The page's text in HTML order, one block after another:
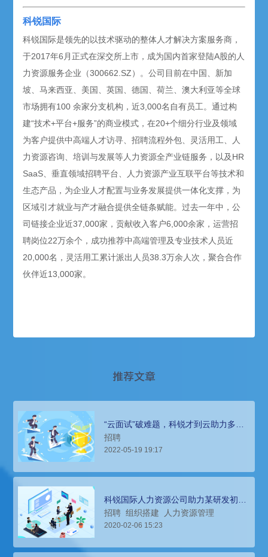
科锐国际
科锐国际是领先的以技术驱动的整体人才解决方案服务商，
于2017年6月正式在深交所上市，成为国内首家登陆A股的人
力资源服务企业（300662.SZ）。公司目前在中国、新加
坡、马来西亚、美国、英国、德国、荷兰、澳大利亚等全球
市场拥有100 余家分支机构，近3,000名自有员工。通过构
建“技术+平台+服务”的商业模式，在20+个细分行业及领域
为客户提供中高端人才访寻、招聘流程外包、灵活用工、人
力资源咨询、培训与发展等人力资源全产业链服务，以及HR
SaaS、垂直领域招聘平台、人力资源产业互联平台等技术和
生态产品，为企业人才配置与业务发展提供一体化支撑，为
区域引才就业与产才融合提供全链条赋能。过去一年中，公
司链接企业近37,000家，贡献收入客户6,000余家，运营招
聘岗位22万余个，成功推荐中高端管理及专业技术人员近
20,000名，灵活用工累计派出人员38.3万余人次，聚合合作
伙伴近13,000家。
推荐文章
“云面试”破难题，科锐才到云助力多地
线上人事考试不停歇
招聘
2022-05-19 19:17
科锐国际人力资源公司助力某研发初创
企业组织设计、人事外包
招聘 组织搭建 人力资源管理
2020-02-06 15:23